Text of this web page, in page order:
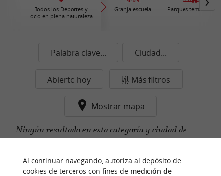
Todos los Deportes y
ocio en plena naturaleza
Granja escuela Parques temáticos
Palabra clave... Ciudad...
Abierto hoy Más filtros
Mostrar mapa
Ningún resultado en esta categoría y ciudad de
Al continuar navegando, autoriza al depósito de
cookies de terceros con fines de medición de